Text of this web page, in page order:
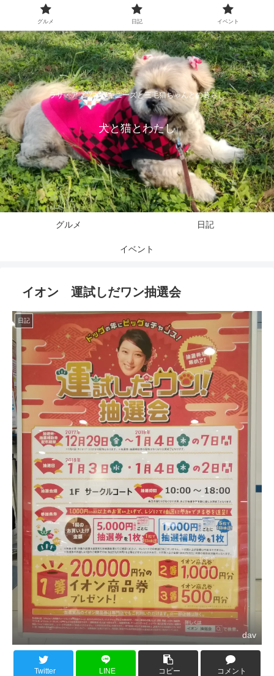
ラサ・アプソとペキニーズと三毛猫ちゃんとの暮らし
犬と猫とわたし
グルメ 日記
イベント
イオン 運試しだワン抽選会
日記
dav
Twitter LINE コピー コメント
グルメ 日記 イベント